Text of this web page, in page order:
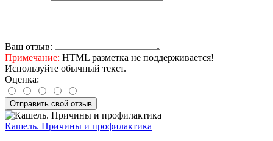
Ваш отзыв:
Примечание: HTML разметка не поддерживается!
Используйте обычный текст.
Оценка:
Отправить свой отзыв
Кашель. Причины и профилактика